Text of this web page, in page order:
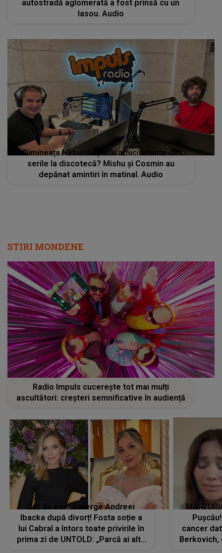
autostradă aglomerată a fost prinsă cu un
lasou. Audio
Dimineața Nebună. Îți mai aduci aminte de
serile la discotecă? Mishu și Cosmin au
depănat amintiri în matinal. Audio
STIRI MONDENE
Radio Impuls cucerește tot mai mulți
ascultători: creșteri semnificative în audiență
Cât de bine îi merge Andreei
Ibacka după divorț! Fosta soție a
lui Cabral a întors toate privirile în
prima zi de UNTOLD: „Parcă ai altă
cancer